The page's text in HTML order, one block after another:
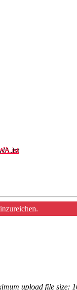
upload file size: